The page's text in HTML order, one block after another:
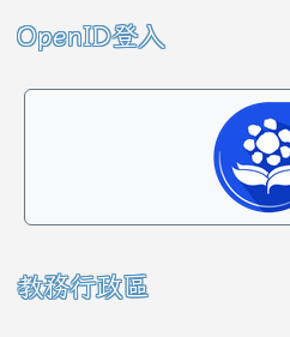
左邊區域內容
OpenID登入
教務行政區